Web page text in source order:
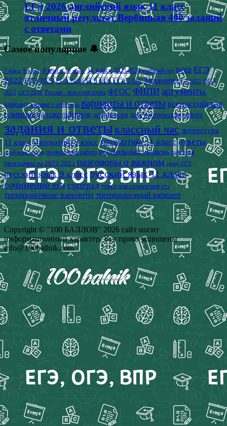
ЕГЭ 2026 английский язык 11 класс
отличный результат Вербицкая 400 заданий
с ответами
Самое популярное 🔔
7 класс 8 класс 9 класс 10 класс 11 класс 2023-2024 учебный год ВОШ ЕГЭ
2022 ЕГЭ 2023 ЕГЭ 2024 ЕГЭ 2025 ЕГЭ 2026 Задания ОГЭ 2022 ОГЭ
2025 ОГЭ 2026 Россия - мои горизонты ФГОС ФИПИ аргументы
вариант вариант с ответами варианты и ответы всероссийская
олимпиада школьников демоверсия диагностическая работа
задания и ответыклассный час литература
11 класс математика 9 класс математика 11 класс ответы
проблема текста проверочная работа профильный уровень рабочая
программа на 2022-2023 разговоры о важном решу ЕГЭ
русский язык 9 класс русский язык 11 класс
сочинение егэ статград текст для сочинения егэ
тренировочные варианты тренировочный вариант
Copyright © "100 БАЛЛОВ" 2026 сайт носит
информационный характер. Все права защищены
info@100ballnik.com